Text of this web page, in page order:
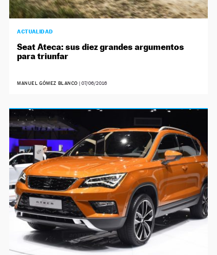
ACTUALIDAD
Seat Ateca: sus diez grandes argumentos
para triunfar
MANUEL GÓMEZ BLANCO |07/06/2016